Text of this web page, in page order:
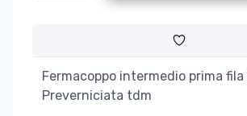
Fermacoppo intermedio prima fila
Preverniciata tdm